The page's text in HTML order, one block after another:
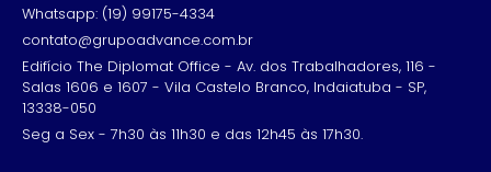
Whatsapp: (19) 99175-4334
contato@grupoadvance.com.br
Edifício The Diplomat Office - Av. dos Trabalhadores, 116 -
Salas 1606 e 1607 - Vila Castelo Branco, Indaiatuba - SP,
13338-050
Seg a Sex - 7h30 às 11h30 e das 12h45 às 17h30.